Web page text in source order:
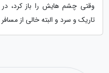
وقتی چشم هایش را باز کرد، در
تاریک و سرد و البته خالی از